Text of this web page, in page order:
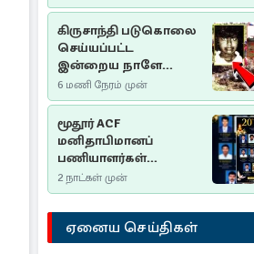
கிருசாந்தி படுகொலை
செய்யப்பட்ட
இன்றைய நாளே
செம்மணி
இனப்படுகொலை
தினம்…!
6 மணி நேரம் முன்
மூதூர் ACF
மனிதாபிமானப்
பணியாளர்கள்
படுகொலை (2006): 20
ஆண்டுகளாகியும் நீதி
மறுக்கப்பட்ட
மனிதாபிமானப்
பேரவலம்
2 நாட்கள் முன்
ஏனைய செய்திகள்